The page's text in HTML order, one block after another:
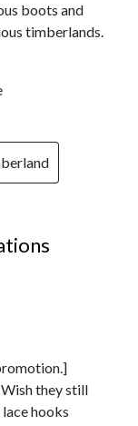
boots and
timberlands.
they still
hooks